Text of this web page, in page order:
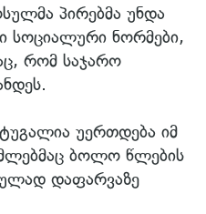
პირებმა უნდა
სოციალური ნორმები,
რომ საჯარო
უერთდება იმ
ბოლო წლების
დაფარვაზე